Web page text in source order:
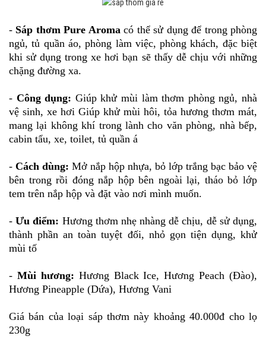
- Sáp thơm Pure Aroma có thể sử dụng để trong phòng
ngủ, tủ quần áo, phòng làm việc, phòng khách, đặc biệt
khi sử dụng trong xe hơi bạn sẽ thấy dễ chịu với những
chặng đường xa.
- Công dụng: Giúp khử mùi làm thơm phòng ngủ, nhà
vệ sinh, xe hơi Giúp khử mùi hôi, tỏa hương thơm mát,
mang lại không khí trong lành cho văn phòng, nhà bếp,
cabin tẩu, xe, toilet, tủ quần á
- Cách dùng: Mở nắp hộp nhựa, bỏ lớp trắng bạc bảo vệ
bên trong rồi đóng nắp hộp bên ngoài lại, tháo bỏ lớp
tem trên nắp hộp và đặt vào nơi mình muốn.
-Ưu điểm: Hương thơm nhẹ nhàng dễ chịu, dễ sử dụng,
thành phần an toàn tuyệt đối, nhỏ gọn tiện dụng, khử
mùi tố
- Mùi hương: Hương Black Ice, Hương Peach (Đào),
Hương Pineapple (Dứa), Hương Vani
Giá bán của loại sáp thơm này khoảng 40.000đ cho lọ
230g